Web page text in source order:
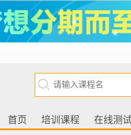
首页 培训课程 在线测